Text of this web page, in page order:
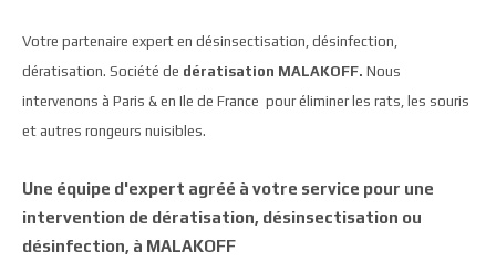
Votre partenaire expert en désinsectisation, désinfection,
dératisation. Société de dératisation MALAKOFF. Nous
intervenons à Paris & en Ile de France pour éliminer les rats, les souris
et autres rongeurs nuisibles.
Une équipe d'expert agréé à votre service pour une
intervention de dératisation, désinsectisation ou
désinfection, à MALAKOFF